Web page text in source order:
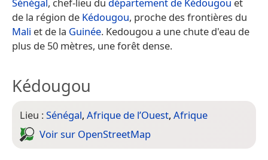
de la région de Kédougou, proche des frontières du
Mali et de la Guinée. Kedougou a une chute d'eau de
plus de 50 mètres, une forêt dense.
Kédougou
Lieu :Sénégal, Afrique de l’Ouest, Afrique
Voir sur Open­Street­Map